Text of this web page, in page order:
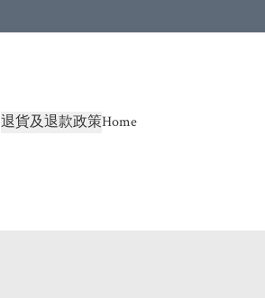
退貨及退款政策Home